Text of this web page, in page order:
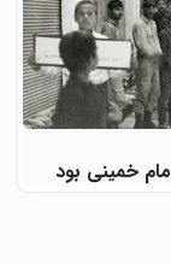
خمینی بود